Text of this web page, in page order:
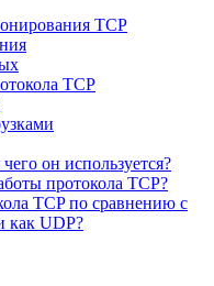
TCP
TCP
он используется?
протокола TCP?
TCP по сравнению с
как UDP?